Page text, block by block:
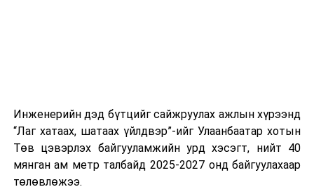
өдөр тутмын ажлын бэлэн байдлыг хангах зэрэг
практик ур чадварыг сургалтын хөтөлбөрт тусгажээ.
Сургалтыг танилцуулах лекц, асуулт-хариулт,
жишээнд суурилсан сургалт, багаар ажиллах дасгал,
Инженерийн дэд бүтцийг сайжруулах ажлын хүрээнд
“Лаг хатаах, шатаах үйлдвэр”-ийг Улаанбаатар хотын
Төв цэвэрлэх байгууламжийн урд хэсэгт, нийт 40
мянган ам метр талбайд 2025-2027 онд байгуулахаар
төлөвлөжээ.